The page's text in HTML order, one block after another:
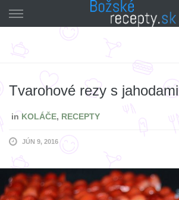
to
Tvarohové rezy s jahodami
in KOLÁČE, RECEPTY
JÚN 9, 2016